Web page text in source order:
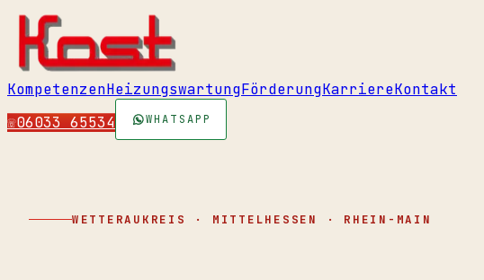
KompetenzenHeizungswartungFörderungKarriereKontakt
☏06033 65534 WHATSAPP
WETTERAUKREIS · MITTELHESSEN · RHEIN-MAIN